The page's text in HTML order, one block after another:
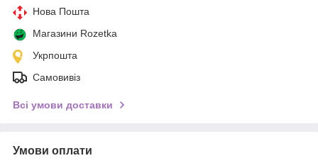
Нова Пошта
Магазини Rozetka
Укрпошта
Самовивіз
Всі умови доставки
Умови оплати